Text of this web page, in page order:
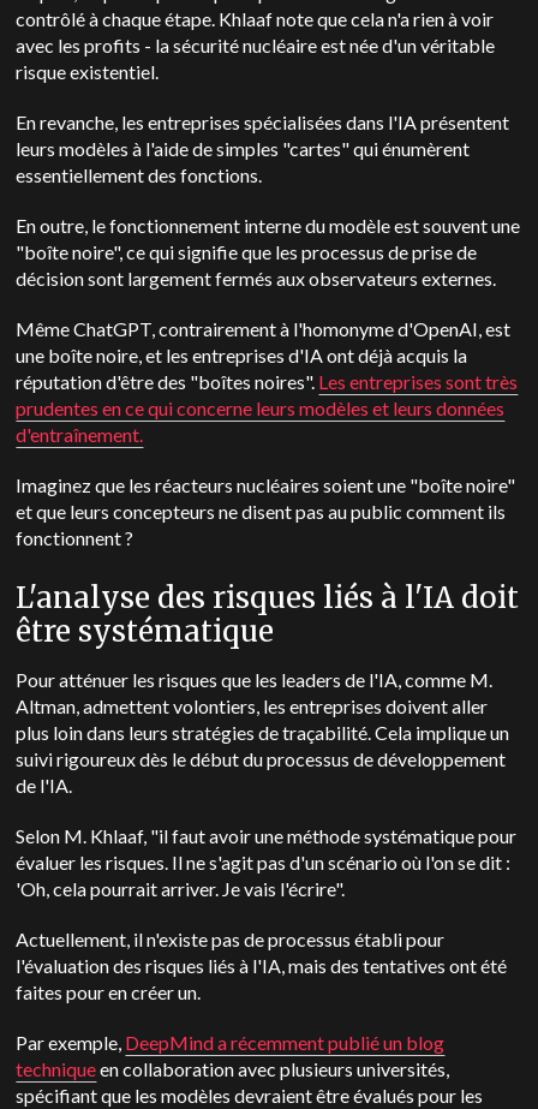
contrôlé à chaque étape. Khlaaf note que cela n'a rien à voir
avec les profits - la sécurité nucléaire est née d'un véritable
risque existentiel.
En revanche, les entreprises spécialisées dans l'IA présentent
leurs modèles à l'aide de simples "cartes" qui énumèrent
essentiellement des fonctions.
En outre, le fonctionnement interne du modèle est souvent une
"boîte noire", ce qui signifie que les processus de prise de
décision sont largement fermés aux observateurs externes.
Même ChatGPT, contrairement à l'homonyme d'OpenAI, est
une boîte noire, et les entreprises d'IA ont déjà acquis la
réputation d'être des "boîtes noires". Les entreprises sont très
prudentes en ce qui concerne leurs modèles et leurs données
d'entraînement.
Imaginez que les réacteurs nucléaires soient une "boîte noire"
et que leurs concepteurs ne disent pas au public comment ils
fonctionnent ?
L'analyse des risques liés à l'IA doit
être systématique
Pour atténuer les risques que les leaders de l'IA, comme M.
Altman, admettent volontiers, les entreprises doivent aller
plus loin dans leurs stratégies de traçabilité. Cela implique un
suivi rigoureux dès le début du processus de développement
de l'IA.
Selon M. Khlaaf, "il faut avoir une méthode systématique pour
évaluer les risques. Il ne s'agit pas d'un scénario où l'on se dit :
'Oh, cela pourrait arriver. Je vais l'écrire".
Actuellement, il n'existe pas de processus établi pour
l'évaluation des risques liés à l'IA, mais des tentatives ont été
faites pour en créer un.
Par exemple, DeepMind a récemment publié un blog
techniqueen collaboration avec plusieurs universités,
spécifiant que les modèles devraient être évalués pour les